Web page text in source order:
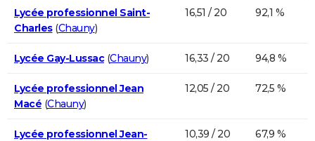
Lycée professionnel Saint-
Charles(Chauny)
16,51 / 20 92,1 %
Lycée Gay-Lussac(Chauny) 16,33 / 20 94,8 %
Lycée professionnel Jean
Macé (Chauny)
12,05 / 20 72,5 %
Lycée professionnel Jean-
10,39 / 20 67,9 %